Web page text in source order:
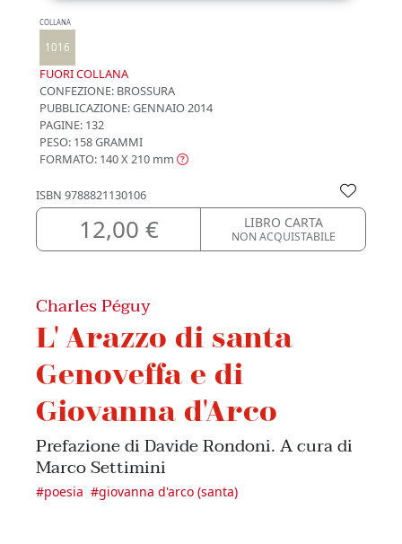
COLLANA
1016
FUORI COLLANA
CONFEZIONE: BROSSURA
PUBBLICAZIONE:GENNAIO 2014
PAGINE: 132
PESO: 158 GRAMMI
FORMATO: 140 X 210 mm
ISBN 9788821130106
12,00 € LIBRO CARTA
NON ACQUISTABILE
Charles Péguy
L' Arazzo di santa
Genoveffa e di
Giovanna d'Arco
Prefazione di Davide Rondoni. A cura di
Marco Settimini
#poesia #giovanna d'arco (santa)